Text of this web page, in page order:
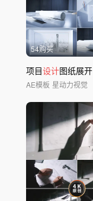
54购买
项目设计图纸展开
AE模板 星动力视觉